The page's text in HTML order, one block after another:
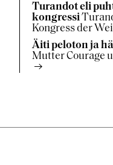
Turandot eli
kongressi
Kongress der
Äiti peloton ja
Mutter Courage